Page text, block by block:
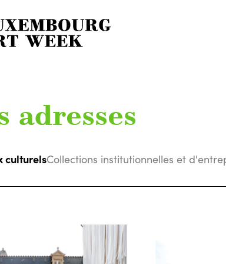
adresses
culturelsCollections institutionnelles et